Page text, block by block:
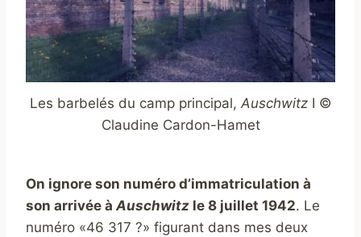
Les barbelés du camp principal, AuschwitzI ©
Claudine Cardon-Hamet
On ignore son numéro d’immatriculation à
son arrivée àAuschwitz le 8 juillet 1942. Le
numéro «46 317 ?» figurant dans mes deux